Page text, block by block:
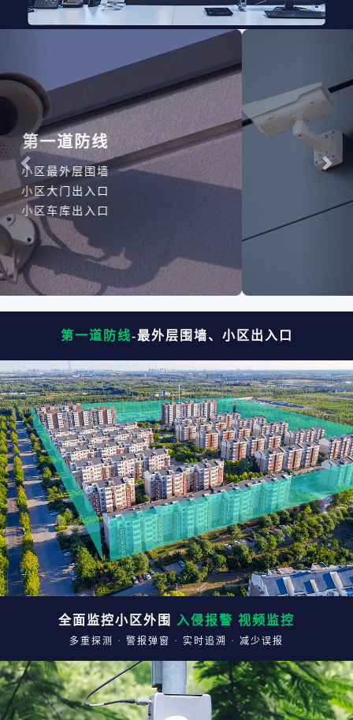
第二道防线
小区公共区域
第一道防线-最外层围墙、小区出入口
全面监控小区外围 入侵报警 视频监控
多重探测 · 警报弹窗 · 实时追溯 · 减少误报